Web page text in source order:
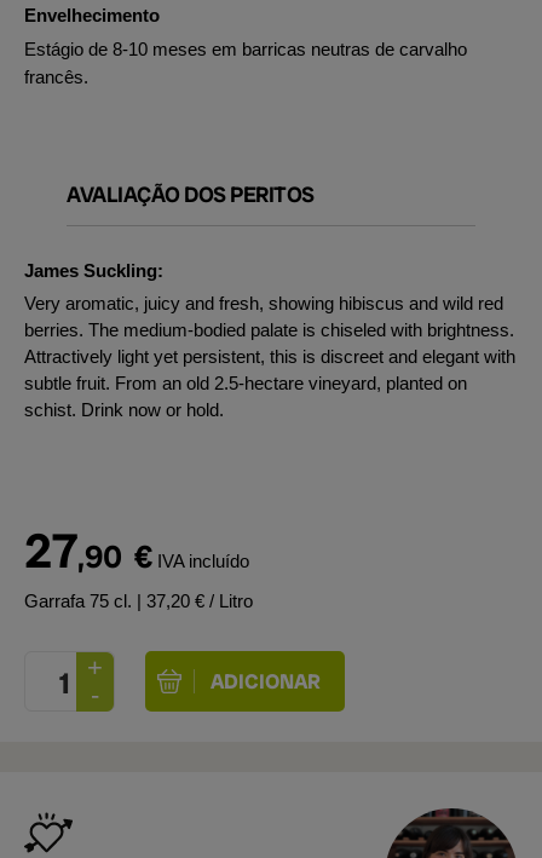
Envelhecimento
Estágio de 8-10 meses em barricas neutras de carvalho
francês.
AVALIAÇÃO DOS PERITOS
James Suckling:
Very aromatic, juicy and fresh, showing hibiscus and wild red
berries. The medium-bodied palate is chiseled with brightness.
Attractively light yet persistent, this is discreet and elegant with
subtle fruit. From an old 2.5-hectare vineyard, planted on
schist. Drink now or hold.
27,90 € IVA incluído
Garrafa 75 cl. | 37,20 € / Litro